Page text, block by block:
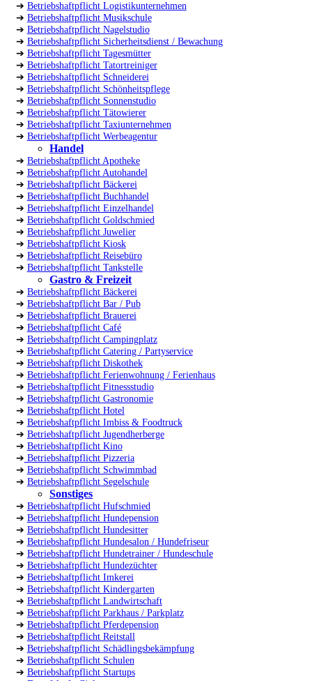
➔ Betriebshaftpflicht Logistikunternehmen
➔ Betriebshaftpflicht Musikschule
➔ Betriebshaftpflicht Nagelstudio
➔ Betriebshaftpflicht Sicherheitsdienst / Bewachung
➔ Betriebshaftpflicht Tagesmütter
➔ Betriebshaftpflicht Tatortreiniger
➔ Betriebshaftpflicht Schneiderei
➔ Betriebshaftpflicht Schönheitspflege
➔ Betriebshaftpflicht Sonnenstudio
➔ Betriebshaftpflicht Tätowierer
➔ Betriebshaftpflicht Taxiunternehmen
➔ Betriebshaftpflicht Werbeagentur
Handel
➔ Betriebshaftpflicht Apotheke
➔ Betriebshaftpflicht Autohandel
➔ Betriebshaftpflicht Bäckerei
➔ Betriebshaftpflicht Buchhandel
➔ Betriebshaftpflicht Einzelhandel
➔ Betriebshaftpflicht Goldschmied
➔ Betriebshaftpflicht Juwelier
➔ Betriebshaftpflicht Kiosk
➔ Betriebshaftpflicht Reisebüro
➔ Betriebshaftpflicht Tankstelle
Gastro & Freizeit
➔ Betriebshaftpflicht Bäckerei
➔ Betriebshaftpflicht Bar / Pub
➔ Betriebshaftpflicht Brauerei
➔ Betriebshaftpflicht Café
➔ Betriebshaftpflicht Campingplatz
➔ Betriebshaftpflicht Catering / Partyservice
➔ Betriebshaftpflicht Diskothek
➔ Betriebshaftpflicht Ferienwohnung / Ferienhaus
➔ Betriebshaftpflicht Fitnessstudio
➔ Betriebshaftpflicht Gastronomie
➔ Betriebshaftpflicht Hotel
➔ Betriebshaftpflicht Imbiss & Foodtruck
➔ Betriebshaftpflicht Jugendherberge
➔ Betriebshaftpflicht Kino
➔ Betriebshaftpflicht Pizzeria
➔ Betriebshaftpflicht Schwimmbad
➔ Betriebshaftpflicht Segelschule
Sonstiges
➔ Betriebshaftpflicht Hufschmied
➔ Betriebshaftpflicht Hundepension
➔ Betriebshaftpflicht Hundesitter
➔ Betriebshaftpflicht Hundesalon / Hundefriseur
➔ Betriebshaftpflicht Hundetrainer / Hundeschule
➔ Betriebshaftpflicht Hundezüchter
➔ Betriebshaftpflicht Imkerei
➔ Betriebshaftpflicht Kindergarten
➔ Betriebshaftpflicht Landwirtschaft
➔ Betriebshaftpflicht Parkhaus / Parkplatz
➔ Betriebshaftpflicht Pferdepension
➔ Betriebshaftpflicht Reitstall
➔ Betriebshaftpflicht Schädlingsbekämpfung
➔ Betriebshaftpflicht Schulen
➔ Betriebshaftpflicht Startups